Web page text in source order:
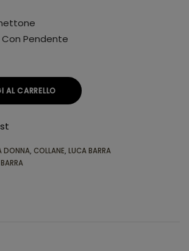
Con Pendente
AL CARRELLO
DONNA, COLLANE, LUCA BARRA